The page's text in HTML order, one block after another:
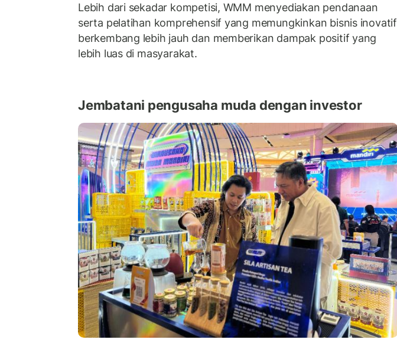
Lebih dari sekadar kompetisi, WMM menyediakan pendanaan
serta pelatihan komprehensif yang memungkinkan bisnis inovatif
berkembang lebih jauh dan memberikan dampak positif yang
lebih luas di masyarakat.
Jembatani pengusaha muda dengan investor